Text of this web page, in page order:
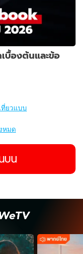
บื้องต้นและข้อ
ที่ยวแบบ
หมด
บน